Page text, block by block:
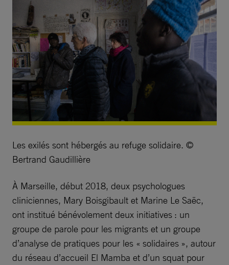
Les exilés sont hébergés au refuge solidaire. ©
Bertrand Gaudillière
À Marseille, début 2018, deux psychologues
cliniciennes, Mary Boisgibault et Marine Le Saëc,
ont institué bénévolement deux initiatives : un
groupe de parole pour les migrants et un groupe
d’analyse de pratiques pour les « solidaires », autour
du réseau d’accueil El Mamba et d’un squat pour